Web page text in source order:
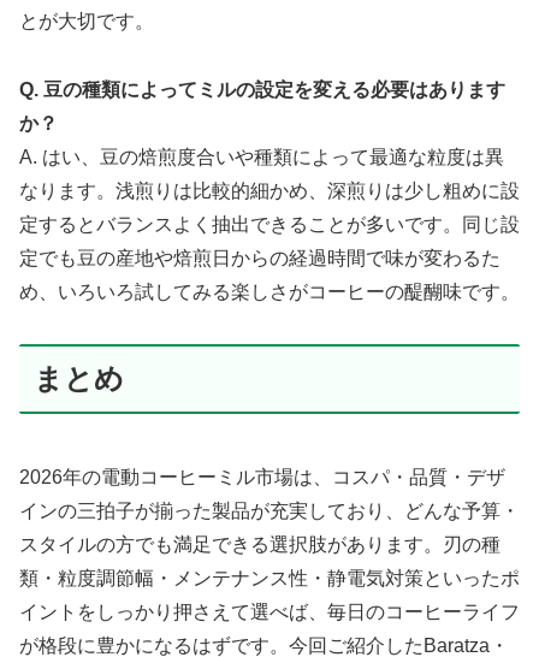
とが大切です。
Q. 豆の種類によってミルの設定を変える必要はあります
か？
A. はい、豆の焙煎度合いや種類によって最適な粒度は異
なります。浅煎りは比較的細かめ、深煎りは少し粗めに設
定するとバランスよく抽出できることが多いです。同じ設
定でも豆の産地や焙煎日からの経過時間で味が変わるた
め、いろいろ試してみる楽しさがコーヒーの醍醐味です。
まとめ
2026年の電動コーヒーミル市場は、コスパ・品質・デザ
インの三拍子が揃った製品が充実しており、どんな予算・
スタイルの方でも満足できる選択肢があります。刃の種
類・粒度調節幅・メンテナンス性・静電気対策といったポ
イントをしっかり押さえて選べば、毎日のコーヒーライフ
が格段に豊かになるはずです。今回ご紹介したBaratza・